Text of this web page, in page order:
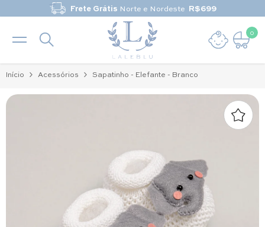
Pular para o conteúdo
Frete Grátis Norte e Nordeste R$699
0
0
Início Acessórios Sapatinho - Elefante - Branco